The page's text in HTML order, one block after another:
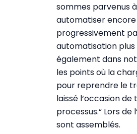
sommes parvenus
automatiser encore
progressivement
automatisation
également dans
les points où la
pour reprendre le
laissé l‘occasion
processus.“ Lors
sont assemblés.